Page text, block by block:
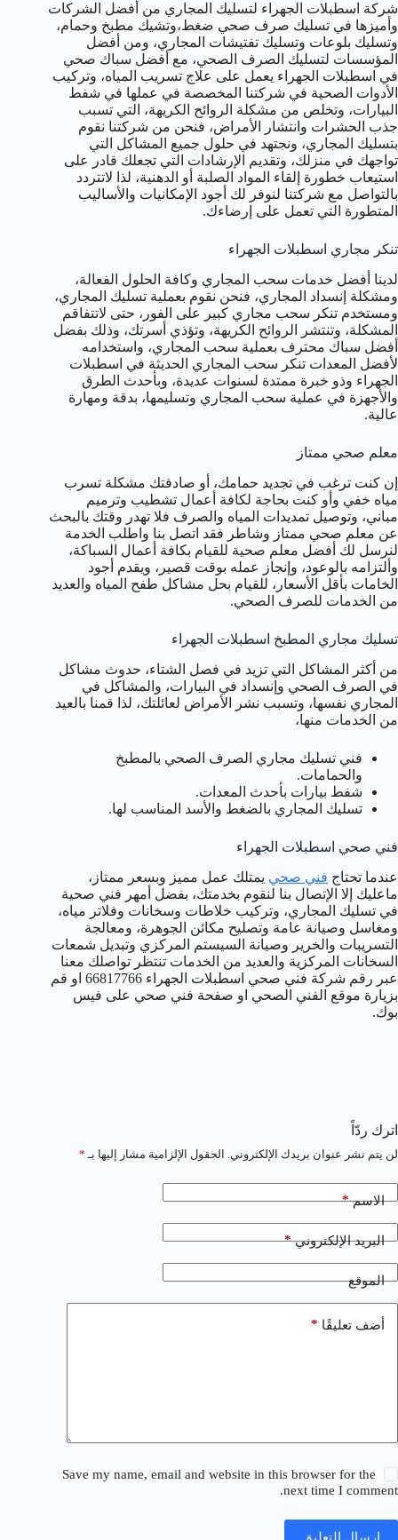
شركة اسطبلات الجهراء لتسليك المجاري من أفضل الشركات
وأميزها في تسليك صرف صحي ضغط،وتشيك مطبخ وحمام،
وتسليك بلوعات وتسليك تفتيشات المجاري، ومن أفضل
المؤسسات لتسليك الصرف الصحي، مع أفضل سباك صحي
في اسطبلات الجهراء يعمل على علاج تسريب المياه، وتركيب
الأدوات الصحية في شركتنا المخصصة في عملها في شفط
البيارات، وتخلص من مشكلة الروائح الكريهة، التي تسبب
جذب الحشرات وانتشار الأمراض، فنحن من شركتنا نقوم
بتسليك المجاري، ونجتهد في حلول جميع المشاكل التي
تواجهك في منزلك، وتقديم الإرشادات التي تجعلك قادر على
استيعاب خطورة إلقاء المواد الصلبة أو الدهنية، لذا لاتتردد
بالتواصل مع شركتنا لنوفر لك أجود الإمكانيات والأساليب
المتطورة التي تعمل على إرضاءك.
تنكر مجاري اسطبلات الجهراء
لدينا أفضل خدمات سحب المجاري وكافة الحلول الفعالة،
ومشكلة إنسداد المجاري، فنحن نقوم بعملية تسليك المجاري،
ومستخدم تنكر سحب مجاري كبير على الفور، حتى لاتتفاقم
المشكلة، وتنتشر الروائح الكريهة، وتؤذي أسرتك، وذلك بفضل
أفضل سباك محترف بعملية سحب المجاري، واستخدامه
لأفضل المعدات تنكر سحب المجاري الحديثة في اسطبلات
الجهراء وذو خبرة ممتدة لسنوات عديدة، وبأحدث الطرق
والأجهزة في عملية سحب المجاري وتسليمها، بدقة ومهارة
عالية.
معلم صحي ممتاز
إن كنت ترغب في تجديد حمامك، أو صادفتك مشكلة تسرب
مياه خفي وأو كنت بحاجة لكافة أعمال تشطيب وترميم
مباني، وتوصيل تمديدات المياه والصرف فلا تهدر وقتك بالبحث
عن معلم صحي ممتاز وشاطر فقد اتصل بنا واطلب الخدمة
لنرسل لك أفضل معلم صحية للقيام بكافة أعمال السباكة،
وألتزامه بالوعود، وإنجاز عمله بوقت قصير، ويقدم أجود
الخامات بأقل الأسعار، للقيام بحل مشاكل طفح المياه والعديد
من الخدمات للصرف الصحي.
تسليك مجاري المطبخ اسطبلات الجهراء
من أكثر المشاكل التي تزيد في فصل الشتاء، حدوث مشاكل
في الصرف الصحي وإنسداد في البيارات، والمشاكل في
المجاري نفسها، وتسبب نشر الأمراض لعائلتك، لذا قمنا بالعيد
من الخدمات منها،
فني تسليك مجاري الصرف الصحي بالمطبخ
والحمامات.
شفط بيارات بأحدث المعدات.
تسليك المجاري بالضغط والأسد المناسب لها.
فني صحي اسطبلات الجهراء
عندما تحتاج فني صحي يمتلك عمل مميز وبسعر ممتاز،
ماعليك إلا الإتصال بنا لنقوم بخدمتك، بفضل أمهر فني صحية
في تسليك المجاري، وتركيب خلاطات وسخانات وفلاتر مياه،
ومغاسل وصيانة عامة وتصليح مكائن الجوهرة، ومعالجة
التسريبات والخرير وصيانة السيستم المركزي وتبديل شمعات
السخانات المركزية والعديد من الخدمات تنتظر تواصلك معنا
عبر رقم شركة فني صحي اسطبلات الجهراء 66817766 او قم
بزيارة موقع الفني الصحي او صفحة فني صحي على فيس
بوك.
اترك ردّاً
لن يتم نشر عنوان بريدك الإلكتروني. الحقول الإلزامية مشار إليها بـ *
الاسم*
البريد الإلكتروني*
الموقع
أضف تعليقًا *
Save my name, email and website in this browser for the
next time I comment.